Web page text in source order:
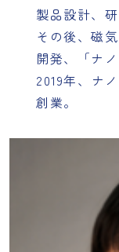
製品設計、
その後、磁
開発、「ナ
2019年、ナ
創業。